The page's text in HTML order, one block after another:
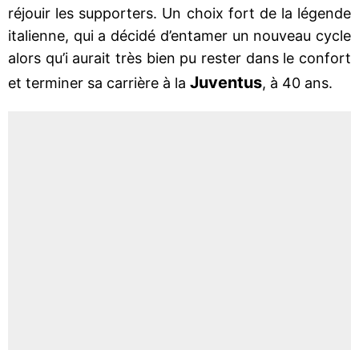
réjouir les supporters. Un choix fort de la légende
italienne, qui a décidé d’entamer un nouveau cycle
alors qu’i aurait très bien pu rester dans le confort
et terminer sa carrière à la Juventus, à 40 ans.